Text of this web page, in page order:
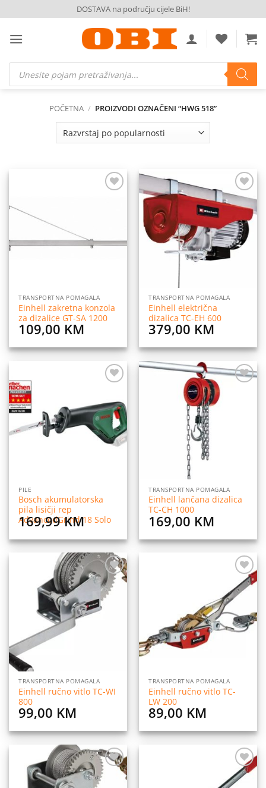
to
content
DOSTAVA na području cijele BiH!
Products
search
POČETNA / PROIZVODI OZNAČENI “HWG 518”
TRANSPORTNA POMAGALA
Einhell zakretna konzola
za dizalice GT-SA 1200
109,00 KM
Dodaj
na
želja
TRANSPORTNA POMAGALA
Einhell električna
dizalica TC-EH 600
379,00 KM
listu
želja
PILE
Bosch akumulatorska
pila lisičji rep
AdvancedGrind 18 Solo
169,99KM
TRANSPORTNA POMAGALA
Einhell lančana dizalica
TC-CH 1000
169,00 KM
Dodaj
na
listu
TRANSPORTNA POMAGALA
Einhell ručno vitlo TC-WI
800
99,00 KM
Dodaj
na
listu
TRANSPORTNA POMAGALA
Einhell ručno vitlo TC-
LW 200
89,00 KM
Dodaj
Dodaj
na